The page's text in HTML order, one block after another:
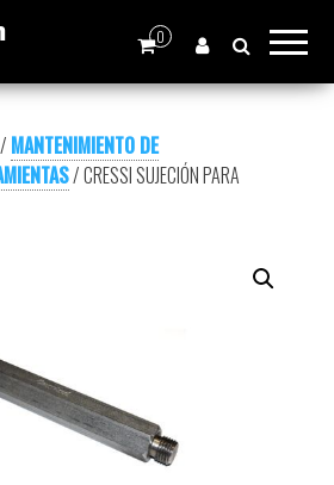
0
/ MANTENIMIENTO DE
/ CRESSI SUJECIÓN PARA